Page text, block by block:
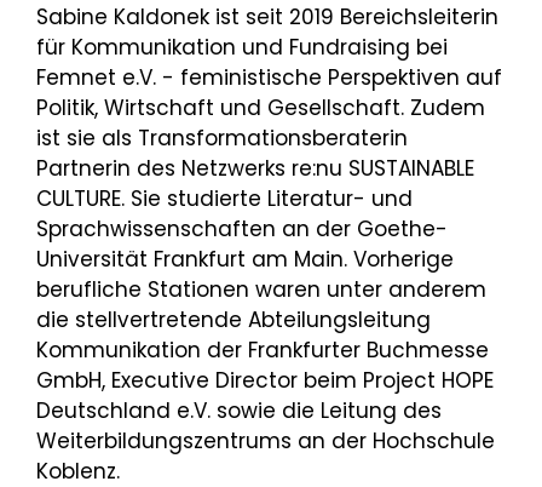
Sabine Kaldonek ist seit 2019 Bereichsleiterin
für Kommunikation und Fundraising bei
Femnet e.V. - feministische Perspektiven auf
Politik, Wirtschaft und Gesellschaft. Zudem
ist sie als Transformationsberaterin
Partnerin des Netzwerks re:nu SUSTAINABLE
CULTURE. Sie studierte Literatur- und
Sprachwissenschaften an der Goethe-
Universität Frankfurt am Main. Vorherige
berufliche Stationen waren unter anderem
die stellvertretende Abteilungsleitung
Kommunikation der Frankfurter Buchmesse
GmbH, Executive Director beim Project HOPE
Deutschland e.V. sowie die Leitung des
Weiterbildungszentrums an der Hochschule
Koblenz.